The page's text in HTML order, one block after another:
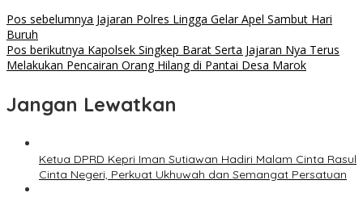
Pos sebelumnya Jajaran Polres Lingga Gelar Apel Sambut Hari
Buruh
Pos berikutnya Kapolsek Singkep Barat Serta Jajaran Nya Terus
Melakukan Pencairan Orang Hilang di Pantai Desa Marok
Jangan Lewatkan
Ketua DPRD Kepri Iman Sutiawan Hadiri Malam Cinta Rasul
Cinta Negeri, Perkuat Ukhuwah dan Semangat Persatuan